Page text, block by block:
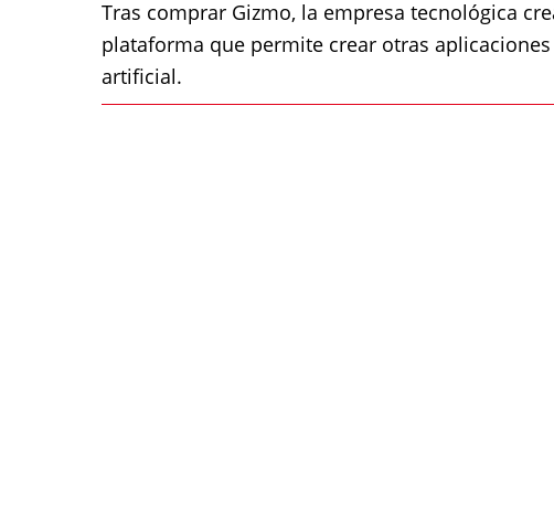
Tras comprar Gizmo, la empresa tecnológica
plataforma que permite crear otras
artificial.